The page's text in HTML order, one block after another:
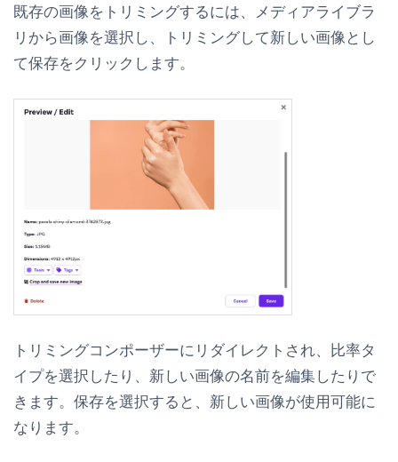
既存の画像をトリミングするには、メディアライブラ
リから画像を選択し、
トリミングして新しい画像とし
て保存をクリックします。
トリミングコンポーザーにリダイレクトされ、比率タ
イプを選択したり、新しい画像の名前を編集したりで
きます。 保存を選択すると、新しい画像が使用可能に
なります。